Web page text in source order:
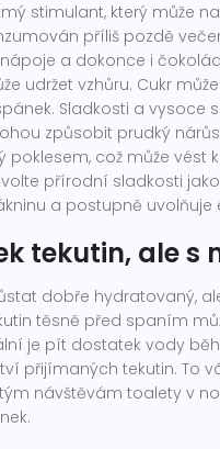
stimulant, který může
příliš pozdě
a dokonce i
udržet vzhůru. Cukr
Sladkosti a vysoce
způsobit prudký
poklesem, což může vést
přírodní sladkosti
a postupně uvolňuje
tekutin, ale s
dobře hydratovaný,
těsně před spaním
je pít dostatek vody
přijímaných tekutin. To
návštěvám toalety v